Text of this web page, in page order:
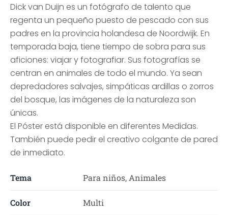
Dick van Duijn es un fotógrafo de talento que
regenta un pequeño puesto de pescado con sus
padres en la provincia holandesa de Noordwijk. En
temporada baja, tiene tiempo de sobra para sus
aficiones: viajar y fotografiar. Sus fotografías se
centran en animales de todo el mundo. Ya sean
depredadores salvajes, simpáticas ardillas o zorros
del bosque, las imágenes de la naturaleza son
únicas.
El Póster está disponible en diferentes Medidas.
También puede pedir el creativo colgante de pared
de inmediato.
Tema Para niños, Animales
Color Multi